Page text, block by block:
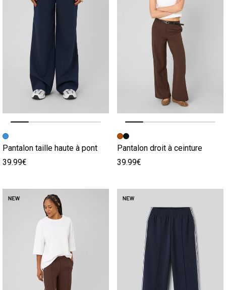
Image précédente
Image suivante
Pantalon taille haute à pont
39.99€
Image précédente
Image suivante
Pantalon droit à ceinture
39.99€